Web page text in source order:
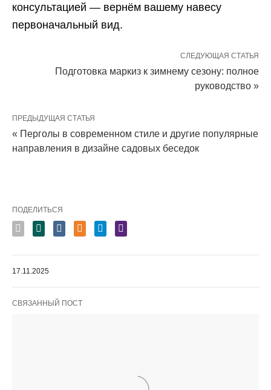
консультацией — вернём вашему навесу
первоначальный вид.
СЛЕДУЮЩАЯ СТАТЬЯ
Подготовка маркиз к зимнему сезону: полное
руководство »
ПРЕДЫДУЩАЯ СТАТЬЯ
« Перголы в современном стиле и другие популярные
направления в дизайне садовых беседок
ПОДЕЛИТЬСЯ
17.11.2025
СВЯЗАННЫЙ ПОСТ